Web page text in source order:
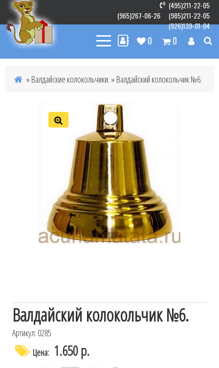
(495)211-22-05
(965)267-06-26
(985)211-22-05
(926)139-01-04
0 0
» Валдайские колокольчики. » Валдайский колокольчик №6.
Валдайский колокольчик №6.
Артикул: 0285
Цена: 1.650 р.